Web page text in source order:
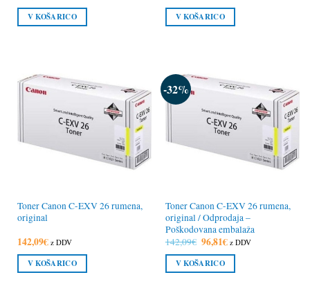
V KOŠARICO V KOŠARICO
Toner Canon C-EXV 26 rumena,
original
142,09€ z DDV
V KOŠARICO
-32%
Toner Canon C-EXV 26 rumena,
original / Odprodaja –
Poškodovana embalaža
142,09€ Izvirna
cena
je
bila:
142,09€.
96,81€Trenutna
cena
je:
z DDV
V KOŠARICO